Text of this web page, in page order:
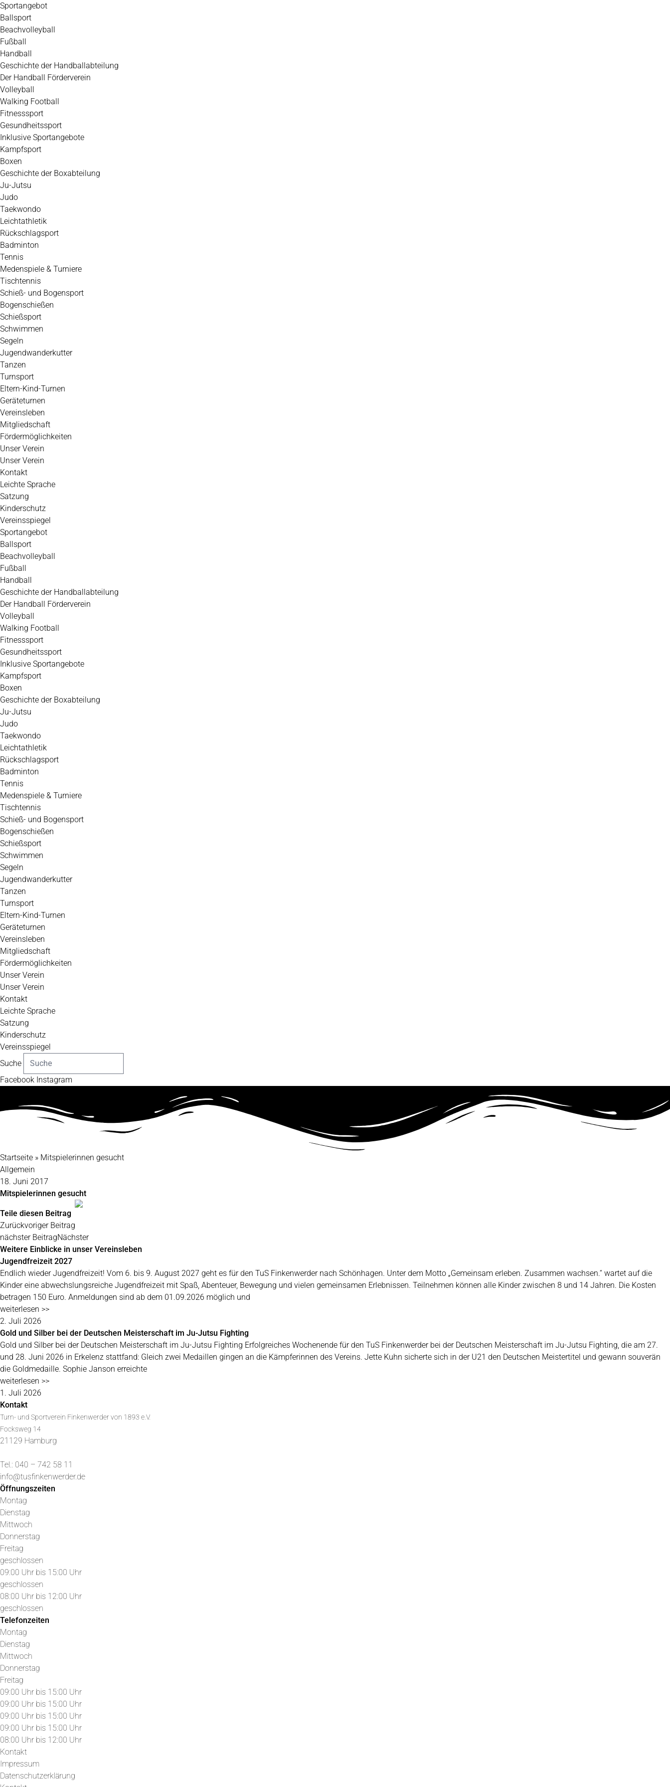
Zum
Inhalt
springen
Sportangebot
Ballsport
Beachvolleyball
Fußball
Handball
Geschichte der Handballabteilung
Der Handball Förderverein
Volleyball
Walking Football
Fitnesssport
Gesundheitssport
Inklusive Sportangebote
Kampfsport
Boxen
Geschichte der Boxabteilung
Ju-Jutsu
Judo
Taekwondo
Leichtathletik
Rückschlagsport
Badminton
Tennis
Medenspiele & Turniere
Tischtennis
Schieß- und Bogensport
Bogenschießen
Schießsport
Schwimmen
Segeln
Jugendwanderkutter
Tanzen
Turnsport
Eltern-Kind-Turnen
Geräteturnen
Vereinsleben
Mitgliedschaft
Fördermöglichkeiten
Unser Verein
Unser Verein
Kontakt
Leichte Sprache
Satzung
Kinderschutz
Vereinsspiegel
Sportangebot
Ballsport
Beachvolleyball
Fußball
Handball
Geschichte der Handballabteilung
Der Handball Förderverein
Volleyball
Walking Football
Fitnesssport
Gesundheitssport
Inklusive Sportangebote
Kampfsport
Boxen
Geschichte der Boxabteilung
Ju-Jutsu
Judo
Taekwondo
Leichtathletik
Rückschlagsport
Badminton
Tennis
Medenspiele & Turniere
Tischtennis
Schieß- und Bogensport
Bogenschießen
Schießsport
Schwimmen
Segeln
Jugendwanderkutter
Tanzen
Turnsport
Eltern-Kind-Turnen
Geräteturnen
Vereinsleben
Mitgliedschaft
Fördermöglichkeiten
Unser Verein
Unser Verein
Kontakt
Leichte Sprache
Satzung
Kinderschutz
Vereinsspiegel
Suche
Facebook Instagram
Startseite » Mitspielerinnen gesucht
Allgemein
18. Juni 2017
Mitspielerinnen gesucht
Teile diesen Beitrag
Zurückvoriger Beitrag
nächster BeitragNächster
Weitere Einblicke in unser Vereinsleben
Jugendfreizeit 2027
Endlich wieder Jugendfreizeit! Vom 6. bis 9. August 2027 geht es für den TuS Finkenwerder nach Schönhagen. Unter dem Motto „Gemeinsam erleben. Zusammen wachsen.“ wartet auf die
Kinder eine abwechslungsreiche Jugendfreizeit mit Spaß, Abenteuer, Bewegung und vielen gemeinsamen Erlebnissen. Teilnehmen können alle Kinder zwischen 8 und 14 Jahren. Die Kosten
betragen 150 Euro. Anmeldungen sind ab dem 01.09.2026 möglich und
weiterlesen >>
2. Juli 2026
Gold und Silber bei der Deutschen Meisterschaft im Ju-Jutsu Fighting
Gold und Silber bei der Deutschen Meisterschaft im Ju-Jutsu Fighting Erfolgreiches Wochenende für den TuS Finkenwerder bei der Deutschen Meisterschaft im Ju-Jutsu Fighting, die am 27.
und 28. Juni 2026 in Erkelenz stattfand: Gleich zwei Medaillen gingen an die Kämpferinnen des Vereins. Jette Kuhn sicherte sich in der U21 den Deutschen Meistertitel und gewann souverän
die Goldmedaille. Sophie Janson erreichte
weiterlesen >>
1. Juli 2026
Kontakt
Turn- und Sportverein Finkenwerder von 1893 e.V.
Focksweg 14
21129 Hamburg
Tel.: 040 – 742 58 11
info@tusfinkenwerder.de
Öffnungszeiten
Montag
Dienstag
Mittwoch
Donnerstag
Freitag
geschlossen
09:00 Uhr bis 15:00 Uhr
geschlossen
08:00 Uhr bis 12:00 Uhr
geschlossen
Telefonzeiten
Montag
Dienstag
Mittwoch
Donnerstag
Freitag
09:00 Uhr bis 15:00 Uhr
09:00 Uhr bis 15:00 Uhr
09:00 Uhr bis 15:00 Uhr
09:00 Uhr bis 15:00 Uhr
08:00 Uhr bis 12:00 Uhr
Kontakt
Impressum
Datenschutzerklärung